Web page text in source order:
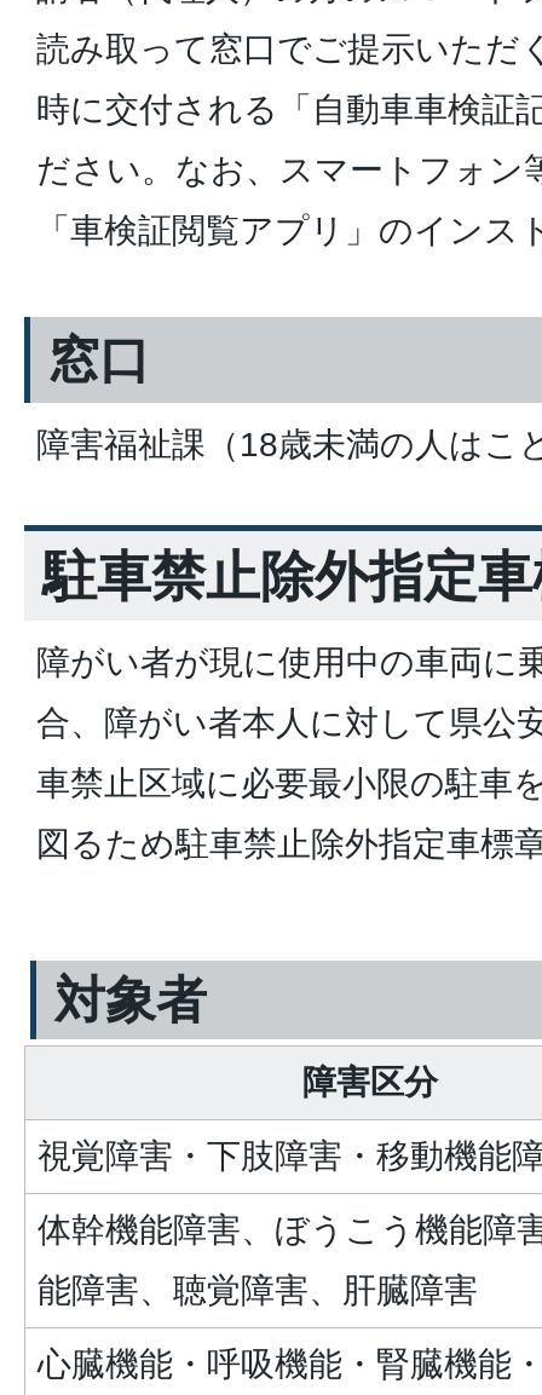
読み取って窓口でご提示いただ
時に交付される「自動車車検証
ださい。なお、スマートフォン
「車検証閲覧アプリ」のインス
窓口
障害福祉課（18歳未満の人はこ
駐車禁止除外指定
障がい者が現に使用中の車両に
合、障がい者本人に対して県公
車禁止区域に必要最小限の駐車
図るため駐車禁止除外指定車標
対象者
障害区分
視覚障害・下肢障害・移動機能
体幹機能障害、ぼうこう機能障
能障害、聴覚障害、肝臓障害
心臓機能・呼吸機能・腎臓機能